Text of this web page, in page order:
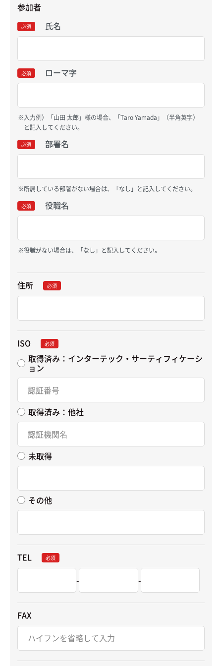
参加者
必須 氏名
必須 ローマ字
入力例）「山田 太郎」様の場合、「Taro Yamada」（半角英字）
と記入してください。
必須 部署名
所属している部署がない場合は、「なし」と記入してください。
必須 役職名
役職がない場合は、「なし」と記入してください。
住所 必須
ISO 必須
取得済み：インターテック・サーティフィケーシ
ョン
取得済み：他社
未取得
その他
TEL 必須
- -
FAX